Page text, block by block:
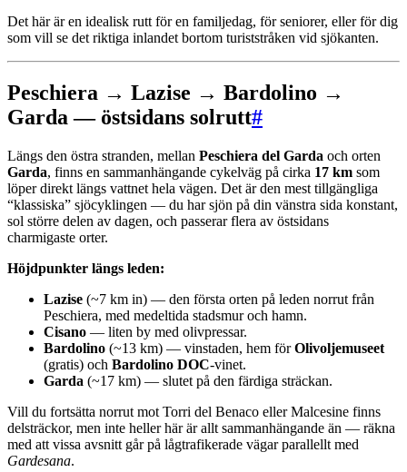
Det här är en idealisk rutt för en familjedag, för seniorer, eller för dig
som vill se det riktiga inlandet bortom turiststråken vid sjökanten.
Peschiera → Lazise → Bardolino →
Garda — östsidans solrutt#
Längs den östra stranden, mellan Peschiera del Garda och orten
Garda, finns en sammanhängande cykelväg på cirka 17 km som
löper direkt längs vattnet hela vägen. Det är den mest tillgängliga
“klassiska” sjöcyklingen — du har sjön på din vänstra sida konstant,
sol större delen av dagen, och passerar flera av östsidans
charmigaste orter.
Höjdpunkter längs leden:
Lazise (~7 km in) — den första orten på leden norrut från
Peschiera, med medeltida stadsmur och hamn.
Cisano — liten by med olivpressar.
Bardolino (~13 km) — vinstaden, hem förOlivoljemuseet
(gratis) och Bardolino DOC-vinet.
Garda (~17 km) — slutet på den färdiga sträckan.
Vill du fortsätta norrut mot Torri del Benaco eller Malcesine finns
delsträckor, men inte heller här är allt sammanhängande än — räkna
med att vissa avsnitt går på lågtrafikerade vägar parallellt med
Gardesana.